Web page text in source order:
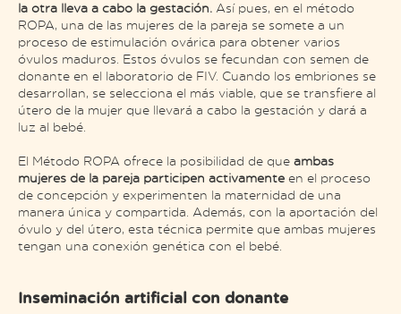
la otra lleva a cabo la gestación. Así pues, en el método
ROPA, una de las mujeres de la pareja se somete a un
proceso de estimulación ovárica para obtener varios
óvulos maduros. Estos óvulos se fecundan con semen de
donante en el laboratorio de FIV. Cuando los embriones se
desarrollan, se selecciona el más viable, que se transfiere al
útero de la mujer que llevará a cabo la gestación y dará a
luz al bebé.
El Método ROPA ofrece la posibilidad de que ambas
mujeres de la pareja participen activamente en el proceso
de concepción y experimenten la maternidad de una
manera única y compartida. Además, con la aportación del
óvulo y del útero, esta técnica permite que ambas mujeres
tengan una conexión genética con el bebé.
Inseminación artificial con donante